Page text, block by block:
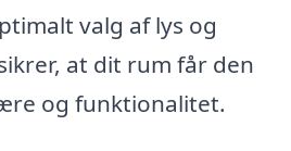
valg af lys og
at dit rum får den
og funktionalitet.